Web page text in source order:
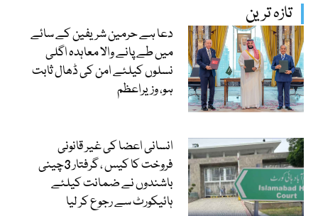
تازہ ترین
دعا ہے حرمین شریفین کے سائے
میں طے پانے والا معاہدہ اگلی
نسلوں کیلئے امن کی ڈھال ثابت
ہو، وزیراعظم
انسانی اعضا کی غیر قانونی
فروخت کا کیس ، گرفتار 3چینی
باشندوں نے ضمانت کیلئے
ہائیکورٹ سے رجوع کر لیا